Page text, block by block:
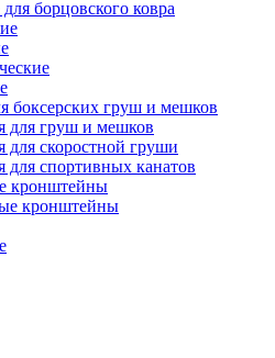
борцовского ковра
боксерских груш и мешков
для груш и мешков
для скоростной груши
для спортивных канатов
кронштейны
кронштейны